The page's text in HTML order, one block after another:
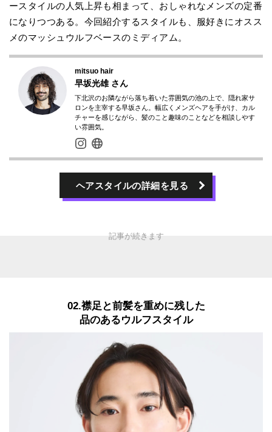
ースタイルの人気上昇も相まって、おしゃれなメンズの定番
になりつつある。今回紹介するスタイルも、服好きにオスス
メのマッシュウルフベースのミディアム。
mitsuo hair
早坂光雄さん
下北沢のお隣ながら落ち着いた雰囲気の池の上で、隠れ家サ
ロンを主宰する早坂さん。幅広くメンズヘアを手がけ、カル
チャーを感じながら、髪のこと趣味のことなどを相談しやす
い雰囲気。
ヘアスタイルの詳細を見る
02.襟足と前髪を重めに残した
品のあるウルフスタイル